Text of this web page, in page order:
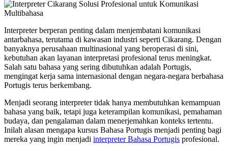
Interpreter berperan penting dalam menjembatani komunikasi
antarbahasa, terutama di kawasan industri seperti Cikarang. Dengan
banyaknya perusahaan multinasional yang beroperasi di sini,
kebutuhan akan layanan interpretasi profesional terus meningkat.
Salah satu bahasa yang sering dibutuhkan adalah Portugis,
mengingat kerja sama internasional dengan negara-negara berbahasa
Portugis terus berkembang.
Menjadi seorang interpreter tidak hanya membutuhkan kemampuan
bahasa yang baik, tetapi juga keterampilan komunikasi, pemahaman
budaya, dan pengalaman dalam menerjemahkan konteks tertentu.
Inilah alasan mengapa kursus Bahasa Portugis menjadi penting bagi
mereka yang ingin menjadi interpreter Bahasa Portugis profesional.